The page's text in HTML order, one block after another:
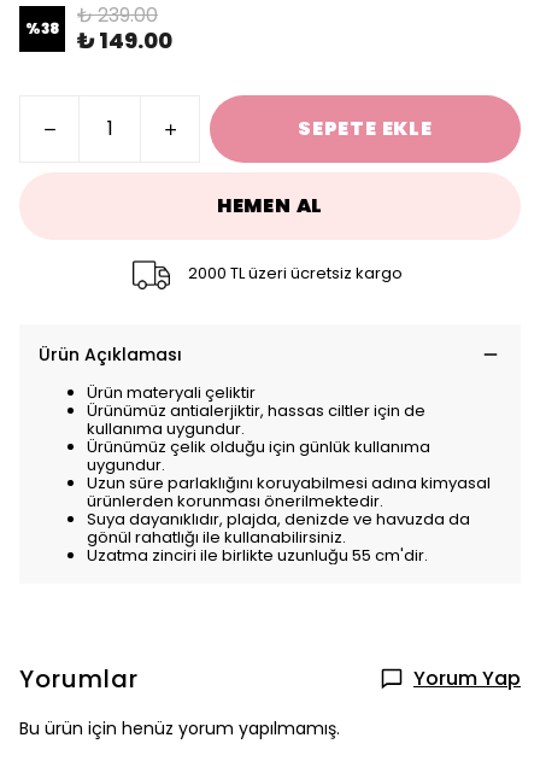
%38 ₺ 239.00
₺ 149.00
SEPETE EKLE
HEMEN AL
2000 TL üzeri ücretsiz kargo
Ürün Açıklaması
Ürün materyali çeliktir
Ürünümüz antialerjiktir, hassas ciltler için de
kullanıma uygundur.
Ürünümüz çelik olduğu için günlük kullanıma
uygundur.
Uzun süre parlaklığını koruyabilmesi adına kimyasal
ürünlerden korunması önerilmektedir.
Suya dayanıklıdır, plajda, denizde ve havuzda da
gönül rahatlığı ile kullanabilirsiniz.
Uzatma zinciri ile birlikte uzunluğu 55 cm'dir.
Yorumlar Yorum Yap
Bu ürün için henüz yorum yapılmamış.